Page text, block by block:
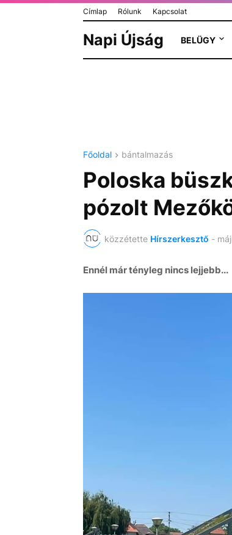
Címlap Rólunk Kapcsolat
Napi Újság BELÜGY
Főoldal bántalmazás
Poloska
pózolt
közzétette Hírszerkesztő -
Ennél már tényleg nincs lejjebb...